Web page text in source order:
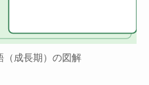
（成長期）の図解